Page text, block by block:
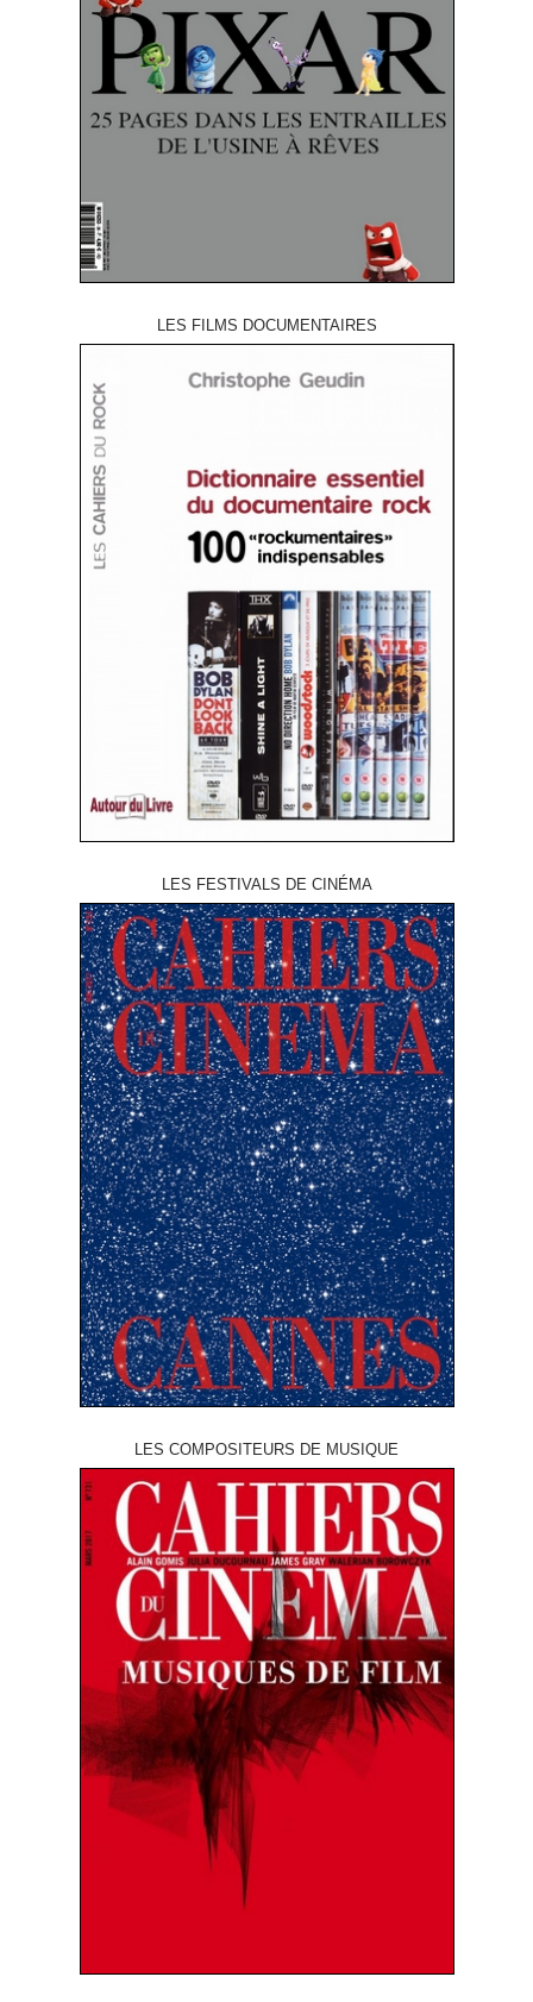
LES FILMS DOCUMENTAIRES
LES FESTIVALS DE CINÉMA
LES COMPOSITEURS DE MUSIQUE